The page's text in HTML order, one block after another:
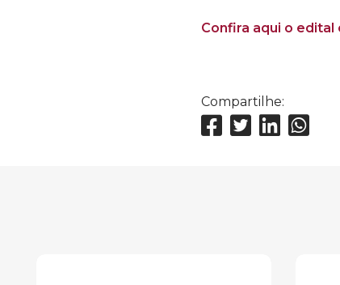
Confira aqui o edital
Compartilhe: